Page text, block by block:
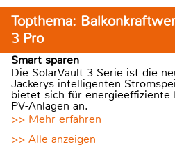
Topthema:
3 Pro
Smart sparen
Die SolarVault 3 Serie ist die
Jackerys intelligenten
bietet sich für energieeffiziente
PV-Anlagen an.
>> Mehr erfahren
>> Alle anzeigen